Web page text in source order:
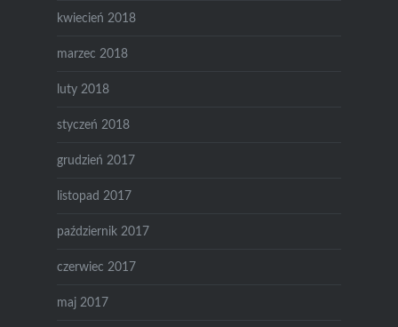
kwiecień 2018
marzec 2018
luty 2018
styczeń 2018
grudzień 2017
listopad 2017
październik 2017
czerwiec 2017
maj 2017